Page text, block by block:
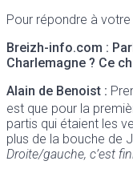
Pour répondre à votre
Breizh-info.com :
Charlemagne ? Ce
Alain de Benoist :
est que pour la
partis qui étaient les
plus de la bouche de
Droite/gauche, c’est